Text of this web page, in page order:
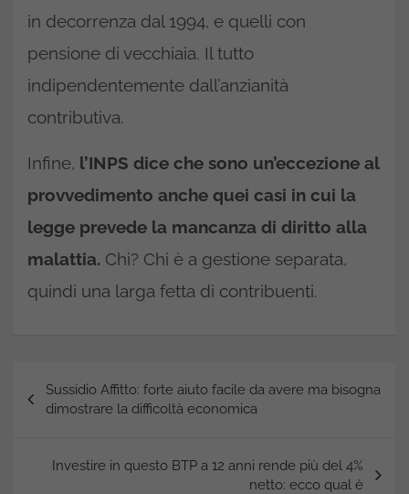
in decorrenza dal 1994, e quelli con
pensione di vecchiaia. Il tutto
indipendentemente dall’anzianità
contributiva.
Infine, l’INPS dice che sono un’eccezione al
provvedimento anche quei casi in cui la
legge prevede la mancanza di diritto alla
malattia. Chi? Chi è a gestione separata,
quindi una larga fetta di contribuenti.
Navigazione
articoli
Sussidio Affitto: forte aiuto facile da avere ma bisogna
dimostrare la difficoltà economica
Investire in questo BTP a 12 anni rende più del 4%
netto: ecco qual è